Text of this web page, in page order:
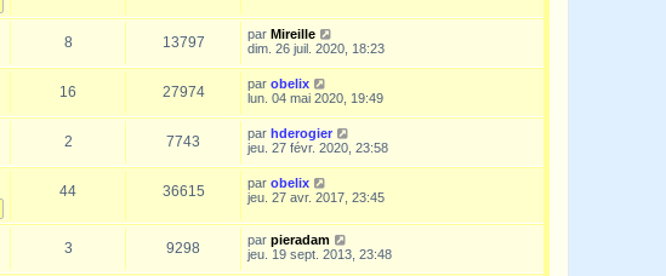
8 13797 par Mireille
dim. 26 juil. 2020, 18:23
16 27974 par obelix
lun. 04 mai 2020, 19:49
2 7743 par hderogier
jeu. 27 févr. 2020, 23:58
44 36615 par obelix
jeu. 27 avr. 2017, 23:45
3 9298 par pieradam
jeu. 19 sept. 2013, 23:48